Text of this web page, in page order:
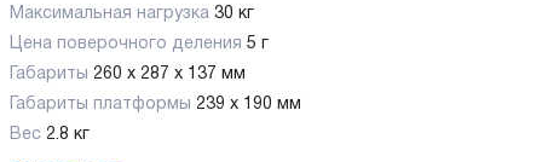
Максимальная нагрузка 30 кг
Цена поверочного деления 5 г
Габариты 260 x 287 x 137 мм
Габариты платформы 239 x 190 мм
Вес 2.8 кг